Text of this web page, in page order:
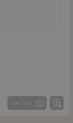
1 de la 6